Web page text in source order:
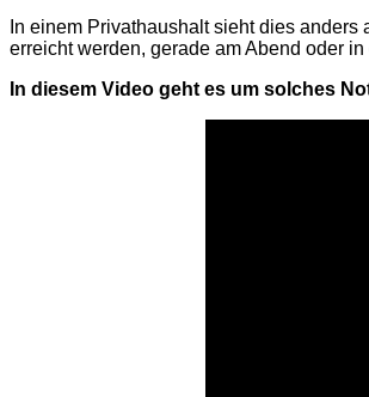
In einem Privathaushalt sieht dies
erreicht werden, gerade am Abend oder
In diesem Video geht es um solches